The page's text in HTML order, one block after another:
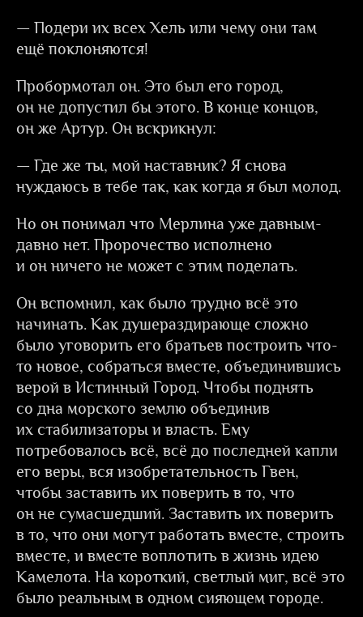
— Подери их всех Хель или чему они там
ещё поклоняются!
Пробормотал он. Это был его город,
он не допустил бы этого. В конце концов,
он же Артур. Он вскрикнул:
— Где же ты, мой наставник? Я снова
нуждаюсь в тебе так, как когда я был молод.
Но он понимал что Мерлина уже давным-
давно нет. Пророчество исполнено
и он ничего не может с этим поделать.
Он вспомнил, как было трудно всё это
начинать. Как душераздирающе сложно
было уговорить его братьев построить что-
то новое, собраться вместе, объединившись
верой в Истинный Город. Чтобы поднять
со дна морского землю объединив
их стабилизаторы и власть. Ему
потребовалось всё, всё до последней капли
его веры, вся изобретательность Гвен,
чтобы заставить их поверить в то, что
он не сумасшедший. Заставить их поверить
в то, что они могут работать вместе, строить
вместе, и вместе воплотить в жизнь идею
Камелота. На короткий, светлый миг, всё это
было реальным в одном сияющем городе.